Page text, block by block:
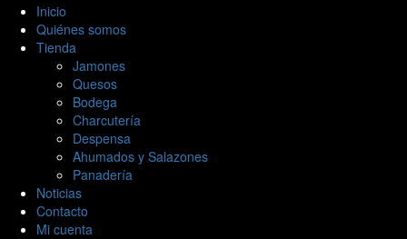
Inicio
Quiénes somos
Tienda
Jamones
Quesos
Bodega
Charcutería
Despensa
Ahumados y Salazones
Panadería
Noticias
Contacto
Mi cuenta